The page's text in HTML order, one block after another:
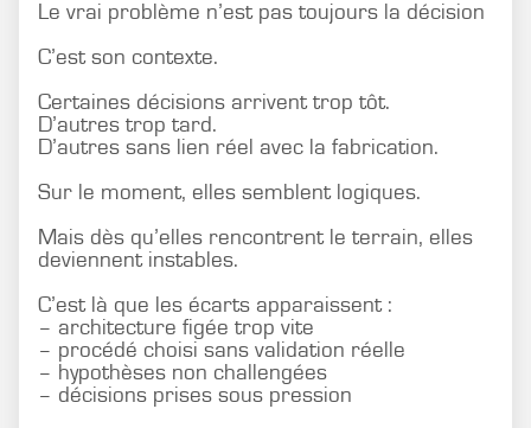
Le vrai problème n’est pas toujours la décision
C’est son contexte.
Certaines décisions arrivent trop tôt.
D’autres trop tard.
D’autres sans lien réel avec la fabrication.
Sur le moment, elles semblent logiques.
Mais dès qu’elles rencontrent le terrain, elles
deviennent instables.
C’est là que les écarts apparaissent :
– architecture figée trop vite
– procédé choisi sans validation réelle
– hypothèses non challengées
– décisions prises sous pression